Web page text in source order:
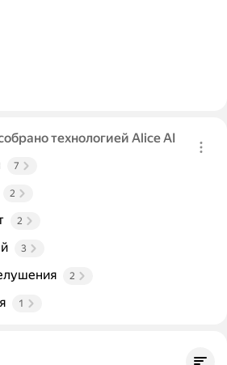
технологией Alice AI
7
2
2
3
2
1